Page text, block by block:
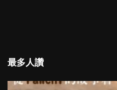
最多人讚